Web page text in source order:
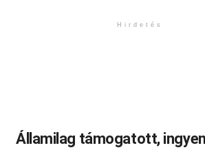
Hirdetés
Államilag támogatott,